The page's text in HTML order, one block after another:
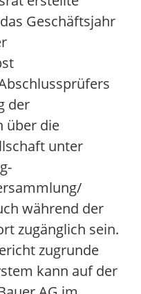
Geschäftsjahr
der
über die
unter
während der
zugänglich sein.
zugrunde
kann auf der